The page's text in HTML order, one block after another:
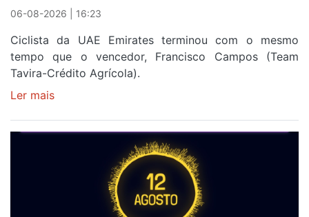
Portugal
06-08-2026 | 16:23
Ciclista da UAE Emirates terminou com o mesmo
tempo que o vencedor, Francisco Campos (Team
Tavira-Crédito Agrícola).
Ler mais